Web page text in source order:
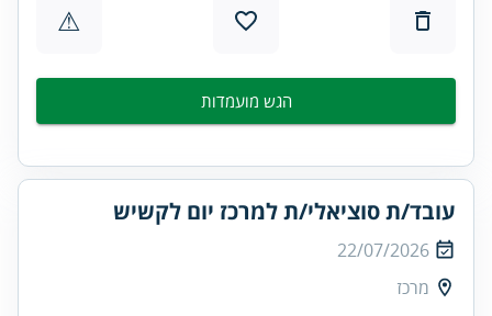
⚠
הגש מועמדות
עובד/ת סוציאלי/ת למרכז יום לקשיש
22/07/2026
מרכז